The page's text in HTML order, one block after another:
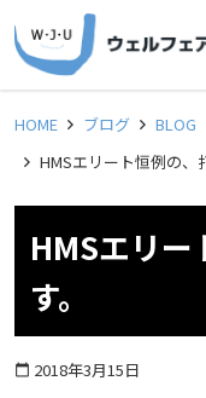
HOME ブログ BLOG
HMSエリート恒例の、
HMSエリ
す。
calendar_today 2018年3月15日